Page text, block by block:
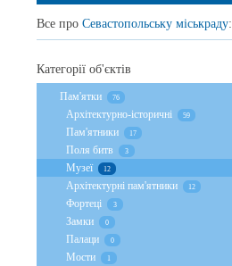
Все про Севастопольську міськраду:
Категорії об'єктів
Пам'ятки 76
Архітектурно-історичні 59
Пам'ятники 17
Поля битв 3
Музеї 12
Архітектурні пам'ятники 12
Фортеці 3
Замки 0
Палаци 0
Мости 1